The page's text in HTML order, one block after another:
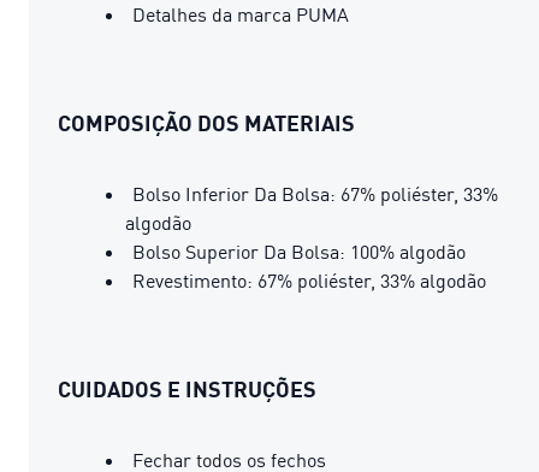
Detalhes da marca PUMA
COMPOSIÇÃO DOS MATERIAIS
Bolso Inferior Da Bolsa: 67% poliéster, 33%
algodão
Bolso Superior Da Bolsa: 100% algodão
Revestimento: 67% poliéster, 33% algodão
CUIDADOS E INSTRUÇÕES
Fechar todos os fechos